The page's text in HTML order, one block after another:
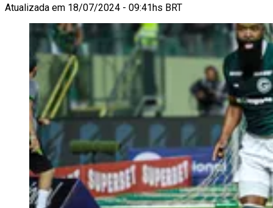
Atualizada em 18/07/2024 - 09:41hs BRT